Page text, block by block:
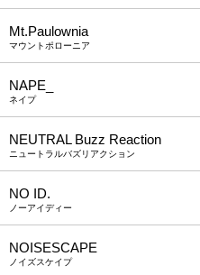
Mt.Paulownia
マウントポローニア
NAPE_
ネイプ
NEUTRAL Buzz Reaction
ニュートラルバズリアクション
NO ID.
ノーアイディー
NOISESCAPE
ノイズスケイプ